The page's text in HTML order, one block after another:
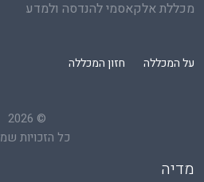
מכללת אלקאסמי להנדסה ולמדע
על המכללה חזון המכללה
©
2026
כל הזכויות
מדיה